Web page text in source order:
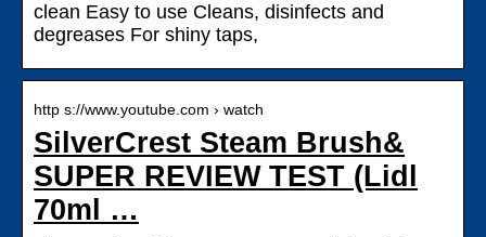
clean Easy to use Cleans, disinfects and
degreases For shiny taps,
http s://www.youtube.com › watch
SilverCrest Steam Brush&
SUPER REVIEW TEST (Lidl
70ml …